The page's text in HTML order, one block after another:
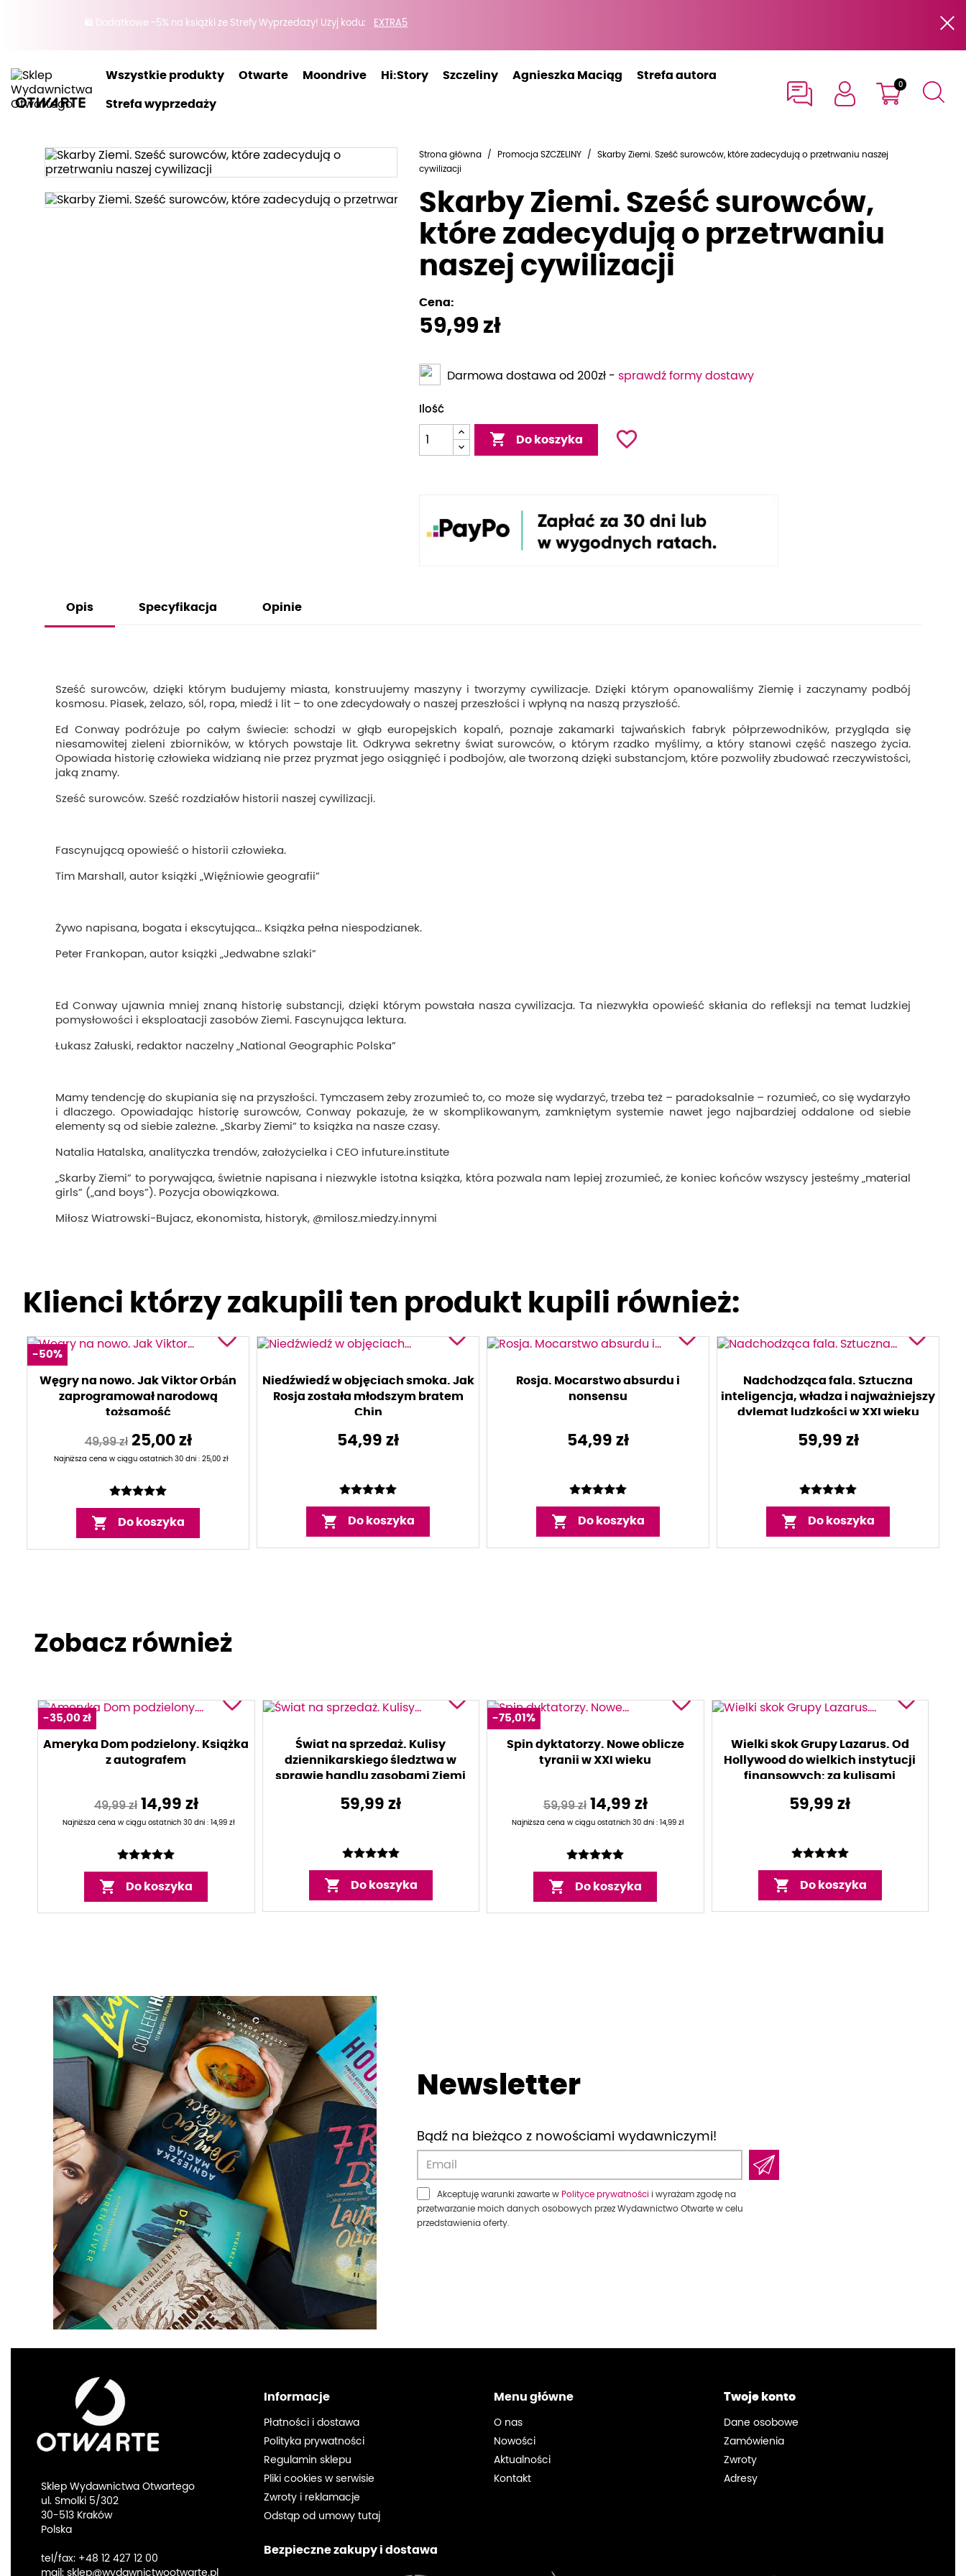
🛍️ Dodatkowe -5% na książki ze Strefy Wyprzedaży! Użyj kodu:
Wszystkie produkty Otwarte Moondrive Hi:Story Szczeliny Agnieszka Maciąg Strefa autora
Strefa wyprzedaży
0
Strona główna Promocja SZCZELINY
Skarby Ziemi. Sześć surowców, które zadecydują o przetrwaniu naszej
cywilizacji
Skarby Ziemi. Sześć surowców,
które zadecydują o przetrwaniu
naszej cywilizacji
Cena:
59,99 zł
Darmowa dostawa od 200zł - sprawdź formy dostawy
Ilość
 Do koszyka favorite_border
Opis Specyfikacja Opinie
Sześć surowców, dzięki którym budujemy miasta, konstruujemy maszyny i tworzymy cywilizacje. Dzięki którym opanowaliśmy Ziemię i zaczynamy podbój
kosmosu. Piasek, żelazo, sól, ropa, miedź i lit – to one zdecydowały o naszej przeszłości i wpłyną na naszą przyszłość.
Ed Conway podróżuje po całym świecie: schodzi w głąb europejskich kopalń, poznaje zakamarki tajwańskich fabryk półprzewodników, przygląda się
niesamowitej zieleni zbiorników, w których powstaje lit. Odkrywa sekretny świat surowców, o którym rzadko myślimy, a który stanowi część naszego życia.
Opowiada historię człowieka widzianą nie przez pryzmat jego osiągnięć i podbojów, ale tworzoną dzięki substancjom, które pozwoliły zbudować rzeczywistości,
jaką znamy.
Sześć surowców. Sześć rozdziałów historii naszej cywilizacji.
Fascynującą opowieść o historii człowieka.
Tim Marshall, autor książki „Więźniowie geografii”
Żywo napisana, bogata i ekscytująca... Książka pełna niespodzianek.
Peter Frankopan, autor książki „Jedwabne szlaki”
Ed Conway ujawnia mniej znaną historię substancji, dzięki którym powstała nasza cywilizacja. Ta niezwykła opowieść skłania do refleksji na temat ludzkiej
pomysłowości i eksploatacji zasobów Ziemi. Fascynująca lektura.
Łukasz Załuski, redaktor naczelny „National Geographic Polska”
Mamy tendencję do skupiania się na przyszłości. Tymczasem żeby zrozumieć to, co może się wydarzyć, trzeba też – paradoksalnie – rozumieć, co się wydarzyło
i dlaczego. Opowiadając historię surowców, Conway pokazuje, że w skomplikowanym, zamkniętym systemie nawet jego najbardziej oddalone od siebie
elementy są od siebie zależne. „Skarby Ziemi” to książka na nasze czasy.
Natalia Hatalska, analityczka trendów, założycielka i CEO infuture.institute
„Skarby Ziemi” to porywająca, świetnie napisana i niezwykle istotna książka, która pozwala nam lepiej zrozumieć, że koniec końców wszyscy jesteśmy „material
girls” („and boys”). Pozycja obowiązkowa.
Miłosz Wiatrowski-Bujacz, ekonomista, historyk, @milosz.miedzy.innymi
Klienci którzy zakupili ten produkt kupili również:
Węgry na nowo. Jak Viktor Orbán
zaprogramował narodową
tożsamość
49,99 zł 25,00 zł
Najniższa cena w ciągu ostatnich 30 dni : 25,00 zł
-50%
 Do koszyka
favorite_border
Niedźwiedź w objęciach smoka. Jak
Rosja została młodszym bratem
Chin
54,99 zł
 Do koszyka
favorite_border
Rosja. Mocarstwo absurdu i
nonsensu
54,99 zł
 Do koszyka
favorite_border
Nadchodząca fala. Sztuczna
inteligencja, władza i najważniejszy
dylemat ludzkości w XXI wieku
59,99 zł
 Do koszyka
favorite_border
Zobacz również
Ameryka Dom podzielony. Książka
z autografem
49,99 zł 14,99 zł
Najniższa cena w ciągu ostatnich 30 dni : 14,99 zł
-35,00 zł
 Do koszyka
favorite_border
Świat na sprzedaż. Kulisy
dziennikarskiego śledztwa w
sprawie handlu zasobami Ziemi
59,99 zł
 Do koszyka
favorite_border
Spin dyktatorzy. Nowe oblicze
tyranii w XXI wieku
59,99 zł 14,99 zł
Najniższa cena w ciągu ostatnich 30 dni : 14,99 zł
-75,01%
 Do koszyka
favorite_border
Wielki skok Grupy Lazarus. Od
Hollywood do wielkich instytucji
finansowych: za kulisami
59,99 zł
 Do koszyka
favorite_border
Newsletter
Bądź na bieżąco z nowościami wydawniczymi!
Akceptuję warunki zawarte w Polityce prywatności i wyrażam zgodę na
przetwarzanie moich danych osobowych przez Wydawnictwo Otwarte w celu
przedstawienia oferty.
Sklep Wydawnictwa Otwartego
ul. Smolki 5/302
30-513 Kraków
Polska
tel/fax: +48 12 427 12 00
mail: sklep@wydawnictwootwarte.pl
Informacje
Płatności i dostawa
Polityka prywatności
Regulamin sklepu
Pliki cookies w serwisie
Zwroty i reklamacje
Odstąp od umowy tutaj
Menu główne
O nas
Nowości
Aktualności
Kontakt
Twoje konto
Dane osobowe
Zamówienia
Zwroty
Adresy
Bądź na bieżąco z nowościami wydawniczymi!
wyrażam zgodę na przetwarzanie moich danych
osobowych przez Wydawnictwo Otwarte w celu
Bezpieczne zakupy i dostawa